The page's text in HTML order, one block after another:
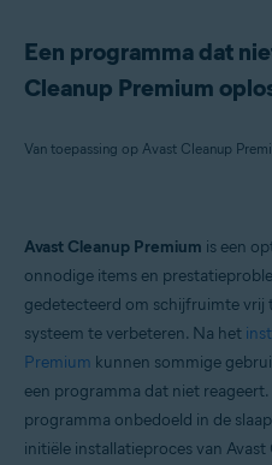
Een programma dat
Cleanup Premium
Producten:
Avast Cleanup Premium 24.x voor
Microsoft Windows 11 Home / Pro /
Microsoft Windows 8.1 / Pro /
Microsoft Windows 8 / Pro /
Microsoft Windows 7 Home Basic /
Avast Cleanup Premium is een
onnodige items en
gedetecteerd om schijfruimte vrij
systeem te verbeteren. Na het
Premium kunnen sommige
een programma dat niet
programma onbedoeld in de
initiële installatieproces van